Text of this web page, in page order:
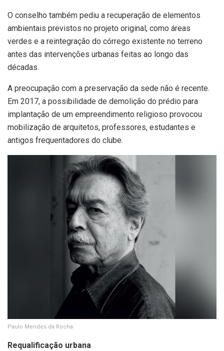
O conselho também pediu a recuperação de elementos
ambientais previstos no projeto original, como áreas
verdes e a reintegração do córrego existente no terreno
antes das intervenções urbanas feitas ao longo das
décadas.
A preocupação com a preservação da sede não é recente.
Em 2017, a possibilidade de demolição do prédio para
implantação de um empreendimento religioso provocou
mobilização de arquitetos, professores, estudantes e
antigos frequentadores do clube.
Paulo Mendes da Rocha
Requalificação urbana